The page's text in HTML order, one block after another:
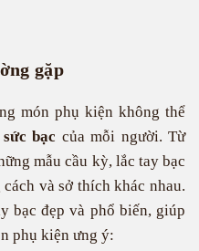
gặp
món phụ kiện không thể
bạc của mỗi người. Từ
mẫu cầu kỳ, lắc tay bạc
và sở thích khác nhau.
bạc đẹp và phổ biến, giúp
phụ kiện ưng ý: